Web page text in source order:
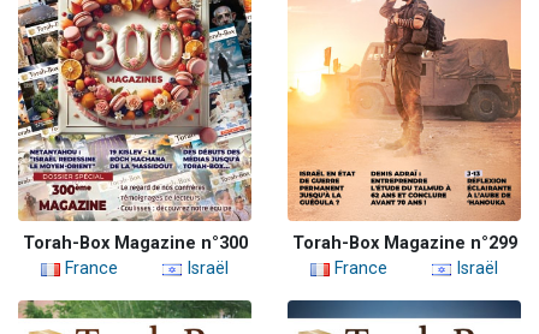
Torah-Box Magazine n°300
France
Israël
Torah-Box Magazine n°299
France
Israël